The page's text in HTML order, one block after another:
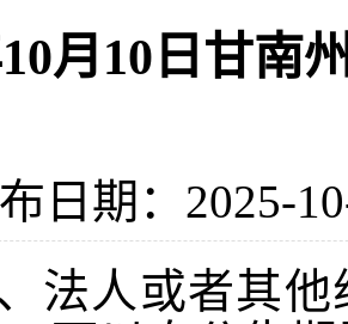
月10日甘南
日期：2025-
法人或者其